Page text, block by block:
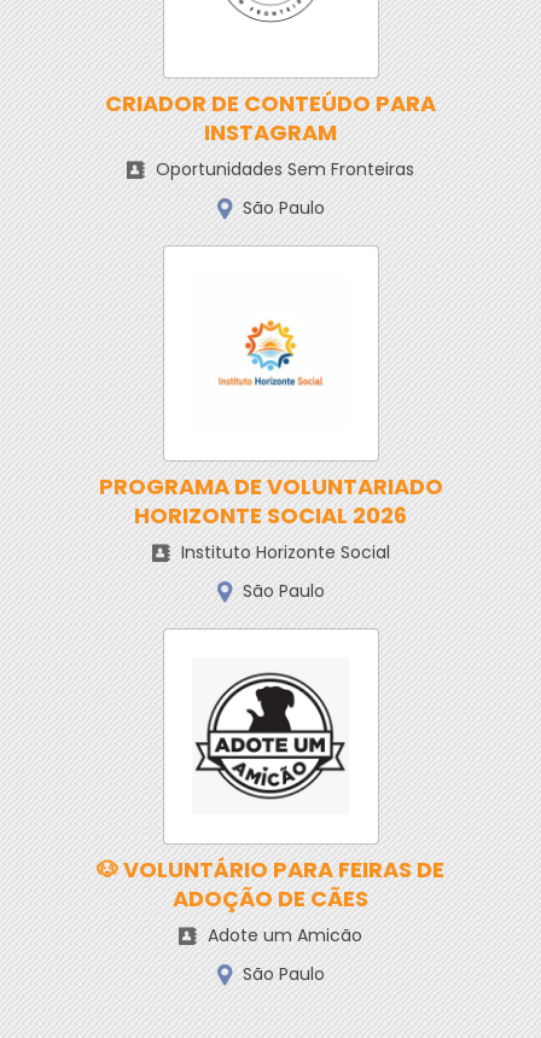
CRIADOR DE CONTEÚDO PARA
INSTAGRAM
Oportunidades Sem Fronteiras
São Paulo
PROGRAMA DE VOLUNTARIADO
HORIZONTE SOCIAL 2026
Instituto Horizonte Social
São Paulo
🐶 VOLUNTÁRIO PARA FEIRAS DE
ADOÇÃO DE CÃES
Adote um Amicão
São Paulo